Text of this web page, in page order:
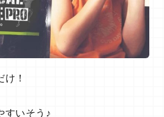
！
すいそう♪